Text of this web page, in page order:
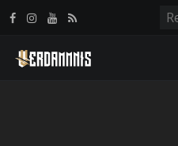
Panneau de gestion des cookies